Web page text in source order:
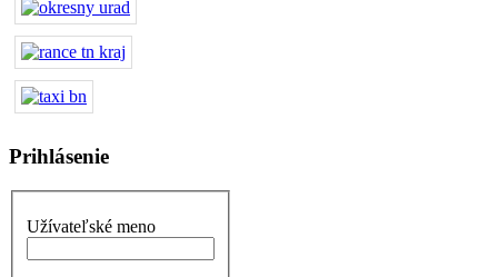
Prihlásenie
Užívateľské meno